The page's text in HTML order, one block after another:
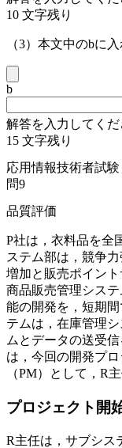
10 文字残り
（3）本文中のbに入
b
解答を入力してくだ
15 文字残り
応用情報技術者試
問9
品質評価
P社は，衣料品を全
ステム部は，競争
増加と販売ポイン
商品販売管理シス
能の開発を，短期
テムは，在庫管理
ムとデータの送受
は，今回の開発プ
（PM）として，R
プロジェクト開
R主任は，サブシス